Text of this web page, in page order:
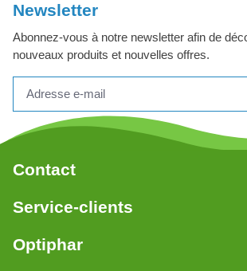
Newsletter
Abonnez-vous à notre newsletter afin de
nouveaux produits et nouvelles offres.
Contact
Service-clients
Optiphar